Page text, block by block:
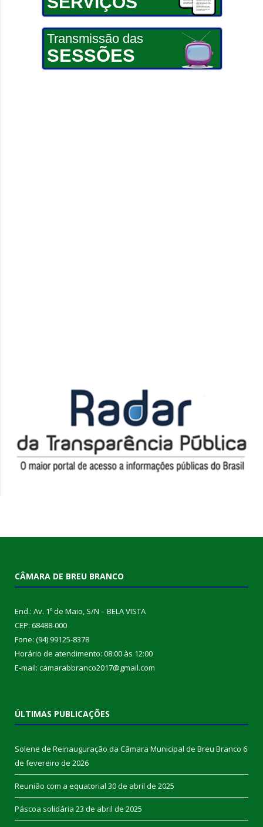
Transmissão das
SESSÕES
CÂMARA DE BREU BRANCO
End.: Av. 1º de Maio, S/N – BELA VISTA
CEP: 68488-000
Fone: (94) 99125-8378
Horário de atendimento: 08:00 às 12:00
E-mail: camarabbranco2017@gmail.com
ÚLTIMAS PUBLICAÇÕES
Solene de Reinauguração da Câmara Municipal de Breu Branco 6
de fevereiro de 2026
Reunião com a equatorial 30 de abril de 2025
Páscoa solidária 23 de abril de 2025